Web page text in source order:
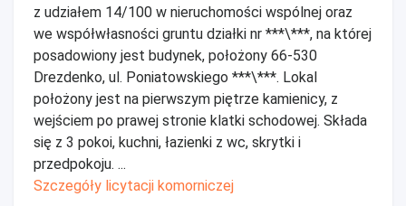
z udziałem 14/100 w nieruchomości wspólnej oraz
we współwłasności gruntu działki nr ***\***, na której
posadowiony jest budynek, położony 66-530
Drezdenko, ul. Poniatowskiego ***\***. Lokal
położony jest na pierwszym piętrze kamienicy, z
wejściem po prawej stronie klatki schodowej. Składa
się z 3 pokoi, kuchni, łazienki z wc, skrytki i
przedpokoju. ...
Szczegóły licytacji komorniczej